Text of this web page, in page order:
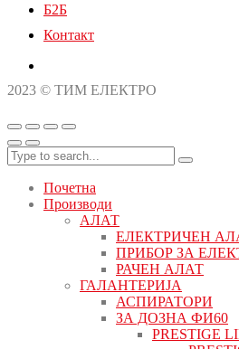
Б2Б
Контакт
2023 © ТИМ ЕЛЕКТРО
Почетна
Производи
АЛАТ
ЕЛЕКТРИЧЕН
ПРИБОР ЗА
РАЧЕН АЛАТ
ГАЛАНТЕРИЈА
АСПИРАТОРИ
ЗА ДОЗНА ФИ60
PRESTIGE